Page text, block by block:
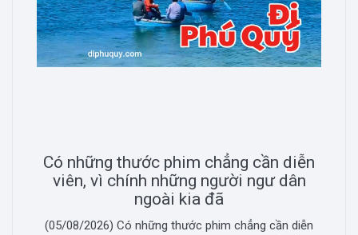
Có những thước phim chẳng cần diễn
viên, vì chính những người ngư dân
ngoài kia đã
(05/08/2026) Có những thước phim chẳng cần diễn